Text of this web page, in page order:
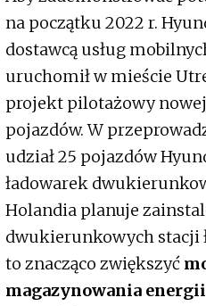
na początku 2022 r.
dostawcą usług
uruchomił w mieście
projekt pilotażowy
pojazdów. W
udział 25 pojazdów
ładowarek
Holandia planuje
dwukierunkowych stacji
to znacząco zwiększyć
magazynowania